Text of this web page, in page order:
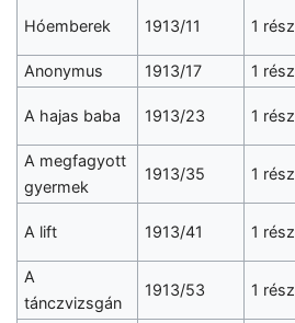
Hóemberek 1913/11 1 rész
Anonymus
1913/17 1 rész
A hajas baba 1913/23 1 rész
A megfagyott
gyermek
1913/35 1 rész
A lift 1913/41 1 rész
A
tánczvizsgán
1913/53 1 rész